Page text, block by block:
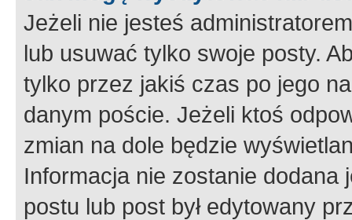
Jeżeli nie jesteś
lub usuwać tylko swoje posty.
tylko przez jakiś czas po jego
danym poście. Jeżeli ktoś
zmian na dole będzie
Informacja nie zostanie dodana
postu lub post był edytowany